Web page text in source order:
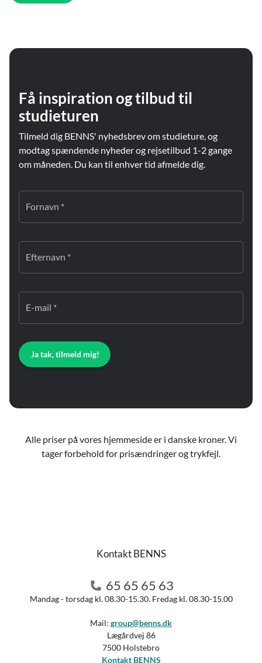
Få inspiration og tilbud til
studieturen
Tilmeld dig BENNS' nyhedsbrev om studieture, og
modtag spændende nyheder og rejsetilbud 1-2 gange
om måneden. Du kan til enhver tid afmelde dig.
Fornavn *
Efternavn *
E-mail *
Ja tak, tilmeld mig!
Alle priser på vores hjemmeside er i danske kroner. Vi
tager forbehold for prisændringer og trykfejl.
Kontakt BENNS
65 65 65 63
Mandag - torsdag kl. 08.30-15.30. Fredag kl. 08.30-15.00
Mail: group@benns.dk
Lægårdvej 86
7500 Holstebro
Kontakt BENNS